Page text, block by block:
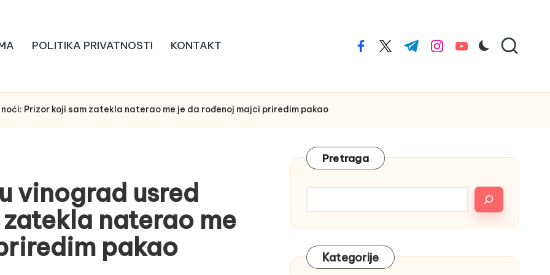
POLITIKA PRIVATNOSTI KONTAKT facebook.com
twitter.com
t.me instagram.com
youtube.com
Prizor koji sam zatekla naterao me je da rođenoj majci priredim pakao
vinograd usred
naterao me
pakao
Pretraga
Kategorije